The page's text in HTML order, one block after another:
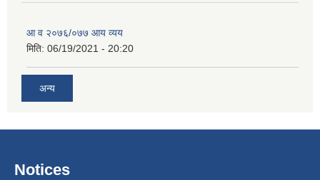
आ व २०७६/०७७ आय व्यय
मिति: 06/19/2021 - 20:20
अन्य
Notices